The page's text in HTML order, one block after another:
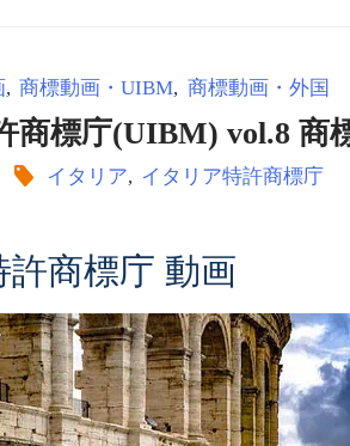
, 商標動画・UIBM, 商標動画・外国
商標庁(UIBM) vol.8 商
イタリア, イタリア特許商標庁
商標庁 動画